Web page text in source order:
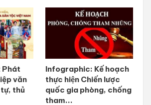
Phát
văn
thủ
Infographic: Kế hoạch
thực hiện Chiến lược
quốc gia phòng, chống
tham...